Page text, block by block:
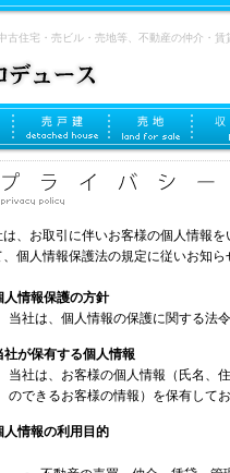
古住宅・売ビル・売地等、不動産の仲介・
は、お取引に伴いお客様の個人情報
、個人情報保護法の規定に従いお知ら
人情報保護の方針
当社は、個人情報の保護に関する法
社が保有する個人情報
当社は、お客様の個人情報（氏名、
のできるお客様の情報）を保有してお
人情報の利用目的